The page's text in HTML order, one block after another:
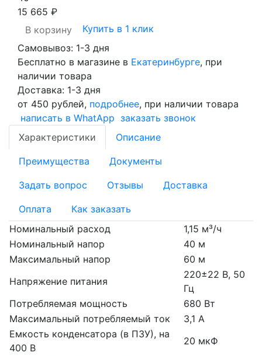
15 665 ₽
В корзину
Купить в 1 клик
Самовывоз: 1-3 дня
Бесплатно в магазине в Екатеринбурге, при
наличии товара
Доставка: 1-3 дня
от 450 рублей, подробнее, при наличии товара
написать в WhatApp заказать звонок
Характеристики
Описание
Преимущества Документы
Задать вопрос Отзывы Доставка
Оплата
Как заказать
Номинальный расход
1,15 м³/ч
Номинальный напор
40 м
Максимальный напор
60 м
Напряжение питания
220±22 В, 50
Гц
Потребляемая мощность
680 Вт
Максимальный потребляемый ток
3,1 А
Емкость конденсатора (в ПЗУ), на
400 В
20 мкФ